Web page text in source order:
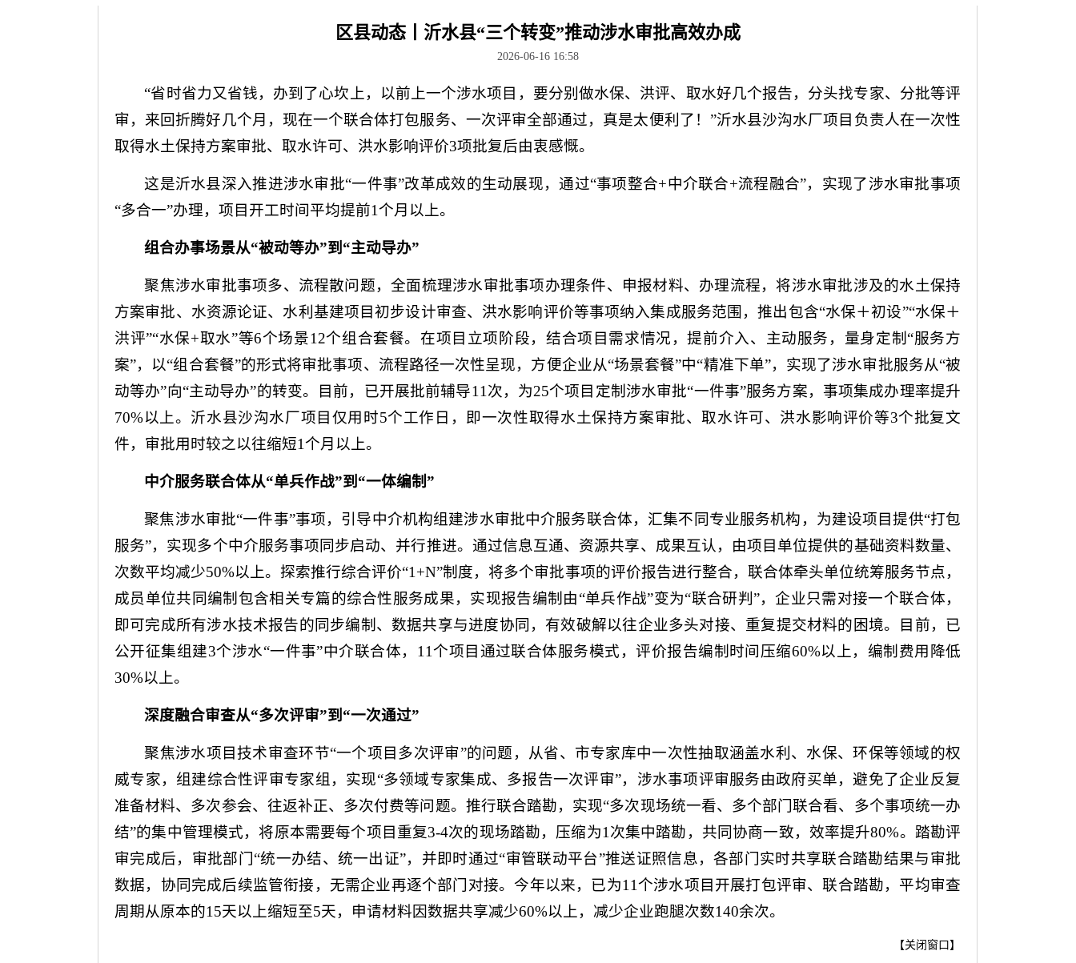
区县动态丨沂水县“三个转变”推动涉水审批高效办成
2026-06-16 16:58
“省时省力又省钱，办到了心坎上，以前上一个涉水项目，要分别做水保、洪评、取水好几个报告，分头找专家、分批等评
审，来回折腾好几个月，现在一个联合体打包服务、一次评审全部通过，真是太便利了！”沂水县沙沟水厂项目负责人在一次性
取得水土保持方案审批、取水许可、洪水影响评价3项批复后由衷感慨。
这是沂水县深入推进涉水审批“一件事”改革成效的生动展现，通过“事项整合+中介联合+流程融合”，实现了涉水审批事项
“多合一”办理，项目开工时间平均提前1个月以上。
组合办事场景从“被动等办”到“主动导办”
聚焦涉水审批事项多、流程散问题，全面梳理涉水审批事项办理条件、申报材料、办理流程，将涉水审批涉及的水土保持
方案审批、水资源论证、水利基建项目初步设计审查、洪水影响评价等事项纳入集成服务范围，推出包含“水保＋初设”“水保＋
洪评”“水保+取水”等6个场景12个组合套餐。在项目立项阶段，结合项目需求情况，提前介入、主动服务，量身定制“服务方
案”，以“组合套餐”的形式将审批事项、流程路径一次性呈现，方便企业从“场景套餐”中“精准下单”，实现了涉水审批服务从“被
动等办”向“主动导办”的转变。目前，已开展批前辅导11次，为25个项目定制涉水审批“一件事”服务方案，事项集成办理率提升
70%以上。沂水县沙沟水厂项目仅用时5个工作日，即一次性取得水土保持方案审批、取水许可、洪水影响评价等3个批复文
件，审批用时较之以往缩短1个月以上。
中介服务联合体从“单兵作战”到“一体编制”
聚焦涉水审批“一件事”事项，引导中介机构组建涉水审批中介服务联合体，汇集不同专业服务机构，为建设项目提供“打包
服务”，实现多个中介服务事项同步启动、并行推进。通过信息互通、资源共享、成果互认，由项目单位提供的基础资料数量、
次数平均减少50%以上。探索推行综合评价“1+N”制度，将多个审批事项的评价报告进行整合，联合体牵头单位统筹服务节点，
成员单位共同编制包含相关专篇的综合性服务成果，实现报告编制由“单兵作战”变为“联合研判”，企业只需对接一个联合体，
即可完成所有涉水技术报告的同步编制、数据共享与进度协同，有效破解以往企业多头对接、重复提交材料的困境。目前，已
公开征集组建3个涉水“一件事”中介联合体，11个项目通过联合体服务模式，评价报告编制时间压缩60%以上，编制费用降低
30%以上。
深度融合审查从“多次评审”到“一次通过”
聚焦涉水项目技术审查环节“一个项目多次评审”的问题，从省、市专家库中一次性抽取涵盖水利、水保、环保等领域的权
威专家，组建综合性评审专家组，实现“多领域专家集成、多报告一次评审”，涉水事项评审服务由政府买单，避免了企业反复
准备材料、多次参会、往返补正、多次付费等问题。推行联合踏勘，实现“多次现场统一看、多个部门联合看、多个事项统一办
结”的集中管理模式，将原本需要每个项目重复3-4次的现场踏勘，压缩为1次集中踏勘，共同协商一致，效率提升80%。踏勘评
审完成后，审批部门“统一办结、统一出证”，并即时通过“审管联动平台”推送证照信息，各部门实时共享联合踏勘结果与审批
数据，协同完成后续监管衔接，无需企业再逐个部门对接。今年以来，已为11个涉水项目开展打包评审、联合踏勘，平均审查
周期从原本的15天以上缩短至5天，申请材料因数据共享减少60%以上，减少企业跑腿次数140余次。
【关闭窗口 】